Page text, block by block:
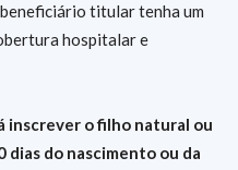
titular tenha um
hospitalar e
inscrever o filho natural ou
dias do nascimento ou da